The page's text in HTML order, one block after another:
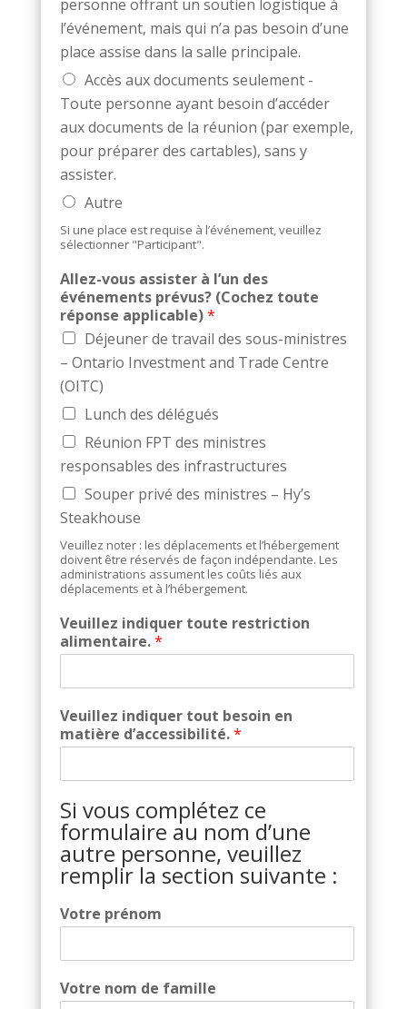
personne offrant un soutien logistique à
l’événement, mais qui n’a pas besoin d’une
place assise dans la salle principale.
Accès aux documents seulement -
Toute personne ayant besoin d’accéder
aux documents de la réunion (par exemple,
pour préparer des cartables), sans y
assister.
Autre
Si une place est requise à l’événement, veuillez
sélectionner "Participant".
Allez-vous assister à l’un des
événements prévus? (Cochez toute
réponse applicable)*
Déjeuner de travail des sous-ministres
­­– Ontario Investment and Trade Centre
(OITC)
Lunch des délégués
Réunion FPT des ministres
responsables des infrastructures
Souper privé des ministres – Hy’s
Steakhouse
Veuillez noter : les déplacements et l’hébergement
doivent être réservés de façon indépendante. Les
administrations assument les coûts liés aux
déplacements et à l’hébergement.
Veuillez indiquer toute restriction
alimentaire.*
Veuillez indiquer tout besoin en
matière d’accessibilité.*
Si vous complétez ce
formulaire au nom d’une
autre personne, veuillez
remplir la section suivante :
Votre prénom
Votre nom de famille